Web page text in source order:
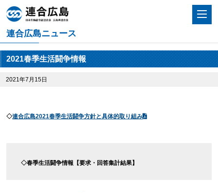
連合広島ニュース
2021春季生活闘争情報
2021年7月15日
◇連合広島2021春季生活闘争方針と具体的取り組み
◇春季生活闘争情報【要求・回答集計結果】